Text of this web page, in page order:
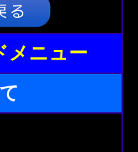
メニュー